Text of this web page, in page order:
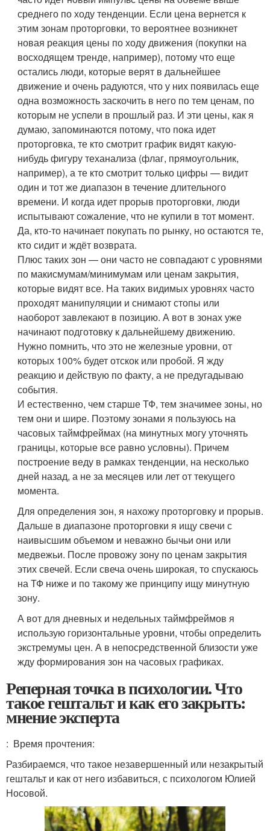
среднего по ходу тенденции. Если цена вернется к
этим зонам проторговки, то вероятнее возникнет
новая реакция цены по ходу движения (покупки на
восходящем тренде, например), потому что еще
остались люди, которые верят в дальнейшее
движение и очень радуются, что у них появилась еще
одна возможность заскочить в него по тем ценам, по
которым не успели в прошлый раз. И эти цены, как я
думаю, запоминаются потому, что пока идет
проторговка, те кто смотрит график видят какую-
нибудь фигуру теханализа (флаг, прямоугольник,
например), а те кто смотрит только цифры — видит
один и тот же диапазон в течение длительного
времени. И когда идет прорыв проторговки, люди
испытывают сожаление, что не купили в тот момент.
Да, кто-то начинает покупать по рынку, но остаются те,
кто сидит и ждёт возврата.
Плюс таких зон — они часто не совпадают с уровнями
по макисмумам/минимумам или ценам закрытия,
которые видят все. На таких видимых уровнях часто
проходят манипуляции и снимают стопы или
наоборот завлекают в позицию. А вот в зонах уже
начинают подготовку к дальнейшему движению.
Нужно помнить, что это не железные уровни, от
которых 100% будет отскок или пробой. Я жду
реакцию и действую по факту, а не предугадываю
события.
И естественно, чем старше ТФ, тем значимее зоны, но
тем они и шире. Поэтому зонами я пользуюсь на
часовых таймфреймах (на минутных могу уточнять
границы, которые все равно условны). Причем
построение веду в рамках тенденции, на несколько
дней назад, а не за месяцев или лет от текущего
момента.
Для определения зон, я нахожу проторговку и прорыв.
Дальше в диапазоне проторговки я ищу свечи с
наивысшим объемом и неважно бычьи они или
медвежьи. После провожу зону по ценам закрытия
этих свечей. Если свеча очень широкая, то спускаюсь
на ТФ ниже и по такому же принципу ищу минутную
зону.
А вот для дневных и недельных таймфреймов я
использую горизонтальные уровни, чтобы определить
экстремумы цен. А в непосредственной близости уже
жду формирования зон на часовых графиках.
Реперная точка в психологии. Что
такое гештальт и как его закрыть:
мнение эксперта
: Время прочтения:
Разбираемся, что такое незавершенный или незакрытый
гештальт и как от него избавиться, с психологом Юлией
Носовой.